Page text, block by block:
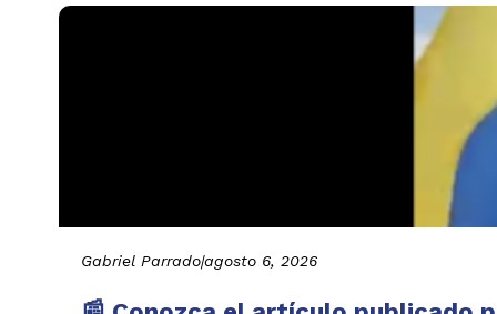
Gabriel Parrado|agosto 6, 2026